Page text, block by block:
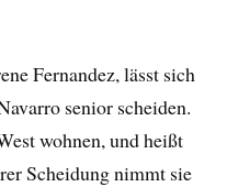
Fernandez, lässt sich
senior scheiden.
wohnen, und heißt
Scheidung nimmt sie